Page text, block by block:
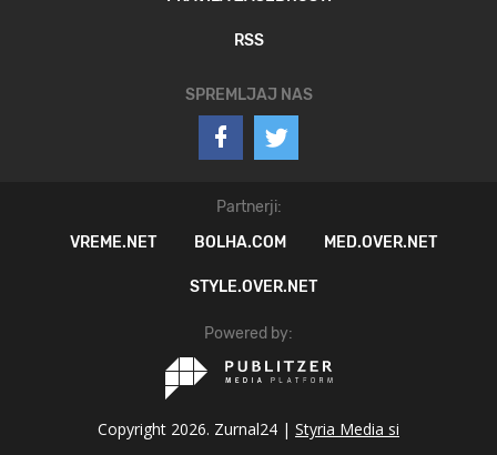
RSS
SPREMLJAJ NAS
Partnerji:
VREME.NET
BOLHA.COM MED.OVER.NET
STYLE.OVER.NET
Powered by:
Copyright 2026. Zurnal24 | Styria Media si